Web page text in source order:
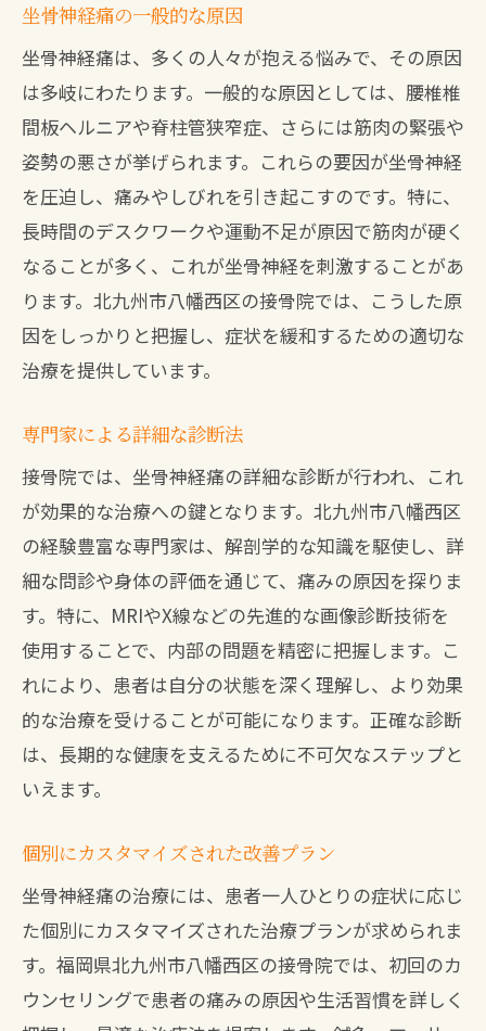
坐骨神経痛の一般的な原因
坐骨神経痛は、多くの人々が抱える悩みで、その原因
は多岐にわたります。一般的な原因としては、腰椎椎
間板ヘルニアや脊柱管狭窄症、さらには筋肉の緊張や
姿勢の悪さが挙げられます。これらの要因が坐骨神経
を圧迫し、痛みやしびれを引き起こすのです。特に、
長時間のデスクワークや運動不足が原因で筋肉が硬く
なることが多く、これが坐骨神経を刺激することがあ
ります。北九州市八幡西区の接骨院では、こうした原
因をしっかりと把握し、症状を緩和するための適切な
治療を提供しています。
専門家による詳細な診断法
接骨院では、坐骨神経痛の詳細な診断が行われ、これ
が効果的な治療への鍵となります。北九州市八幡西区
の経験豊富な専門家は、解剖学的な知識を駆使し、詳
細な問診や身体の評価を通じて、痛みの原因を探りま
す。特に、MRIやX線などの先進的な画像診断技術を
使用することで、内部の問題を精密に把握します。こ
れにより、患者は自分の状態を深く理解し、より効果
的な治療を受けることが可能になります。正確な診断
は、長期的な健康を支えるために不可欠なステップと
いえます。
個別にカスタマイズされた改善プラン
坐骨神経痛の治療には、患者一人ひとりの症状に応じ
た個別にカスタマイズされた治療プランが求められま
す。福岡県北九州市八幡西区の接骨院では、初回のカ
ウンセリングで患者の痛みの原因や生活習慣を詳しく